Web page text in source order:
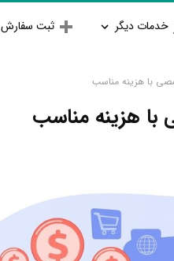
خدمات دیگر ثبت سفارش
با هزینه مناسب
هزینه مناسب